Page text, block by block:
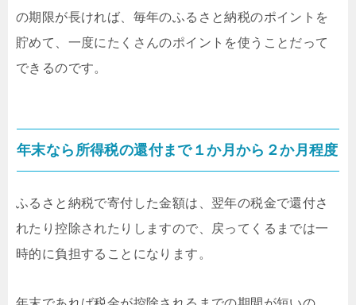
の期限が長ければ、毎年のふるさと納税のポイントを
貯めて、一度にたくさんのポイントを使うことだって
できるのです。
年末なら所得税の還付まで１か月から２か月程度
ふるさと納税で寄付した金額は、翌年の税金で還付さ
れたり控除されたりしますので、戻ってくるまでは一
時的に負担することになります。